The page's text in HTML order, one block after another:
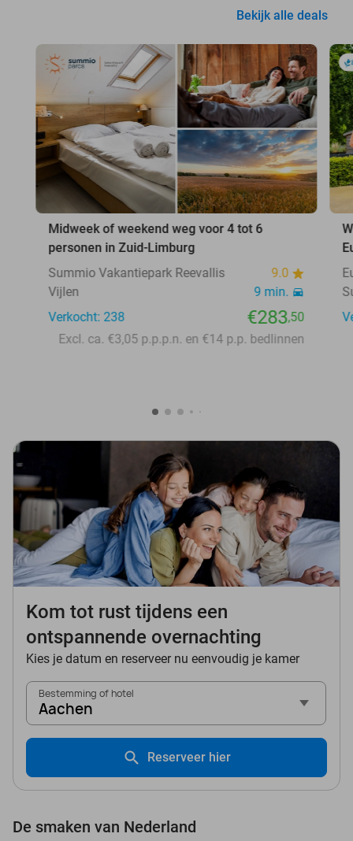
Bekijk alle deals
Midweek of weekend weg voor 4 tot 6
personen in Zuid-Limburg
Summio Vakantiepark Reevallis
9.0
Vijlen
9 min.
Verkocht: 238
€283,50
Excl. ca. €3,05 p.p.p.n. en €14 p.p. bedlinnen
Kom tot rust tijdens een
ontspannende overnachting
Kies je datum en reserveer nu eenvoudig je kamer
Bestemming of hotel
Aachen
Reserveer hier
De smaken van Nederland